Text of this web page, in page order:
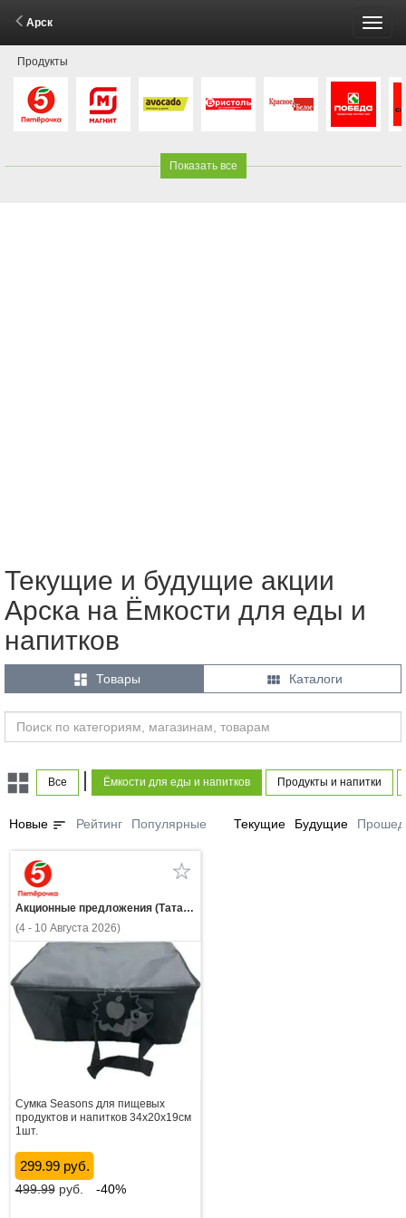
Арск
Продукты
Показать все
Текущие и будущие акции
Арска на Ёмкости для еды и
напитков
 Товары  Каталоги
Все Ёмкости для еды и напитков Продукты и напитки
Новые sort Рейтинг Популярные Текущие Будущие
Акционные предложения (Татарстан)
(4 - 10 Августа 2026)
Сумка Seasons для пищевых
продуктов и напитков 34x20x19см
1шт.
299.99 руб.
499.99руб. -40%